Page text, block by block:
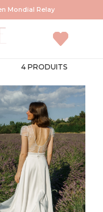
Mondial Relay
4 PRODUITS